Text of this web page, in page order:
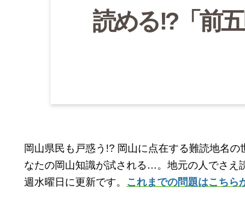
読める!?「前
岡山県民も戸惑う!? 岡山に点在する難読地名
なたの岡山知識が試される…。地元の人でさえ
週水曜日に更新です。
これまでの問題はこちら